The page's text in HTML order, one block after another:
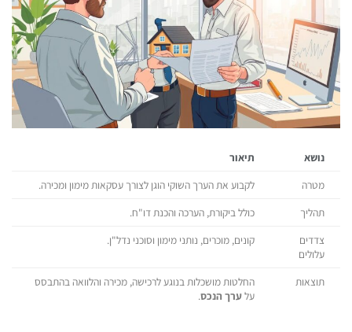
נושא
תיאור
מטרה
לקבוע את הערך השוקי הוגן לצורך עסקאות מימון ומכירה.
תהליך
כולל ביקורת, הערכה והכנת דו"ח.
צדדים
עלולים
קונים, מוכרים, נותני מימון וסוכני נדל"ן.
תוצאות
החלטות מושכלות בנוגע לרכישה, מכירה והלוואה בהתבסס
עלערך הנכס.